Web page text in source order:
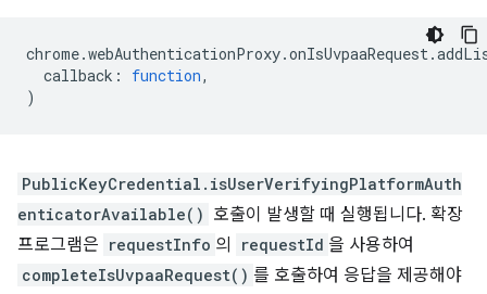
chrome.webAuthenticationProxy.onIsUvpaaRequest.
callback : function,
)
PublicKeyCredential.isUserVerifyingPlatformAuth
enticatorAvailable() 호출이 발생할 때 실행됩니다. 확장
프로그램은 requestInfo 의 requestId 을 사용하여
completeIsUvpaaRequest() 를 호출하여 응답을 제공해야